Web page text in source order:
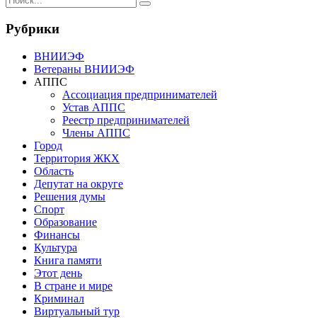
Рубрики
ВНИИЭФ
Ветераны ВНИИЭФ
АППС
Ассоциация предпринимателей
Устав АППС
Реестр предпринимателей
Члены АППС
Город
Территория ЖКХ
Область
Депутат на округе
Решения думы
Спорт
Образование
Финансы
Культура
Книга памяти
Этот день
В стране и мире
Криминал
Виртуальный тур